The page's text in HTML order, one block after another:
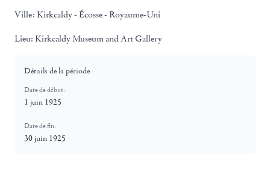
Ville: Kirkcaldy - Écosse - Royaume-Uni
Lieu: Kirkcaldy Museum and Art Gallery
Détails de la période
Date de début:
1 juin 1925
Date de fin:
30 juin 1925